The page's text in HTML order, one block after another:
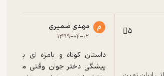
5 م مهدی ضمیری
۱۳۹۹-۰۴-۰۲